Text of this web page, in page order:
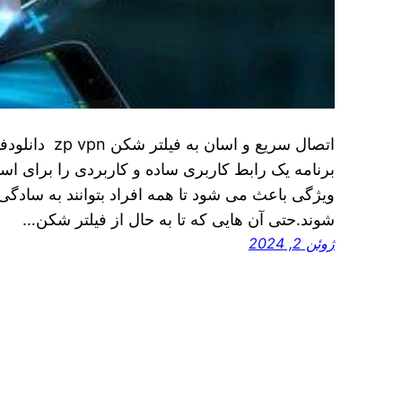
برنامه یک رابط کاربری ساده و کاربردی را برای
ویژگی باعث می‌ شود تا همه افراد بتوانند به
شوند.حتی آن‌ هایی که تا به حال از فیلتر شکن…
ژوئن 2, 2024